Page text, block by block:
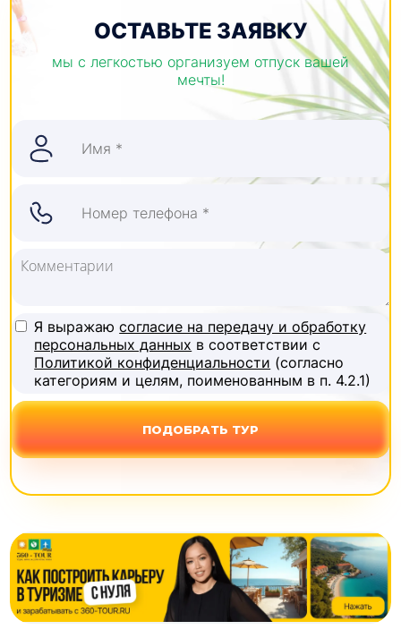
ОСТАВЬТЕ ЗАЯВКУ
мы с легкостью организуем отпуск вашей
мечты!
Я выражаюсогласие на передачу и обработку
персональных данных в соответствии с
Политикой конфиденциальности (согласно
категориям и целям, поименованным в п. 4.2.1)
ПОДОБРАТЬ ТУР